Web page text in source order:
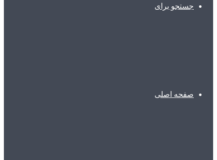
جستجو برای
صفحه اصلی